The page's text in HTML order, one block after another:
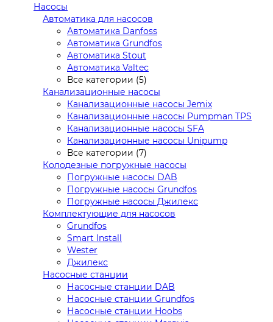
Насосы
Автоматика для насосов
Автоматика Danfoss
Автоматика Grundfos
Автоматика Stout
Автоматика Valtec
Все категории (5)
Канализационные насосы
Канализационные насосы Jemix
Канализационные насосы Pumpman TPS
Канализационные насосы SFA
Канализационные насосы Unipump
Все категории (7)
Колодезные погружные насосы
Погружные насосы DAB
Погружные насосы Grundfos
Погружные насосы Джилекс
Комплектующие для насосов
Grundfos
Smart Install
Wester
Джилекс
Насосные станции
Насосные станции DAB
Насосные станции Grundfos
Насосные станции Hoobs